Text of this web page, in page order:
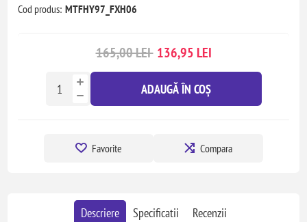
Cod produs: MTFHY97_FXH06
165,00 LEI 136,95 LEI
ADAUGĂ ÎN COȘ
Favorite Compara
Descriere Specificatii Recenzii